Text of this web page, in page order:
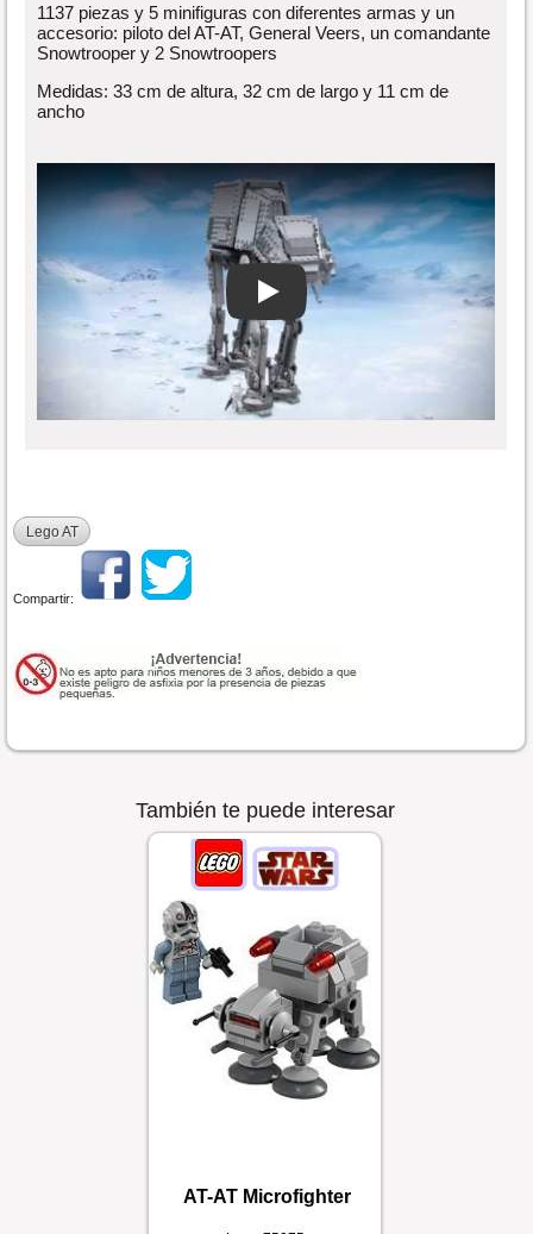
1137 piezas y 5 minifiguras con diferentes armas y un
accesorio: piloto del AT-AT, General Veers, un comandante
Snowtrooper y 2 Snowtroopers
Medidas: 33 cm de altura, 32 cm de largo y 11 cm de
ancho
Play
Lego AT
Compartir:
También te puede interesar
AT-AT Microfighter